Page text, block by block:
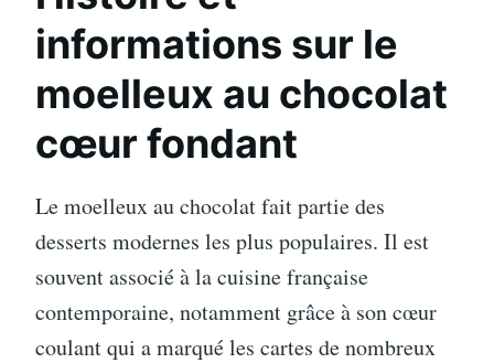
informations sur le
moelleux au chocolat
cœur fondant
Le moelleux au chocolat fait partie des
desserts modernes les plus populaires. Il est
souvent associé à la cuisine française
contemporaine, notamment grâce à son cœur
coulant qui a marqué les cartes de nombreux